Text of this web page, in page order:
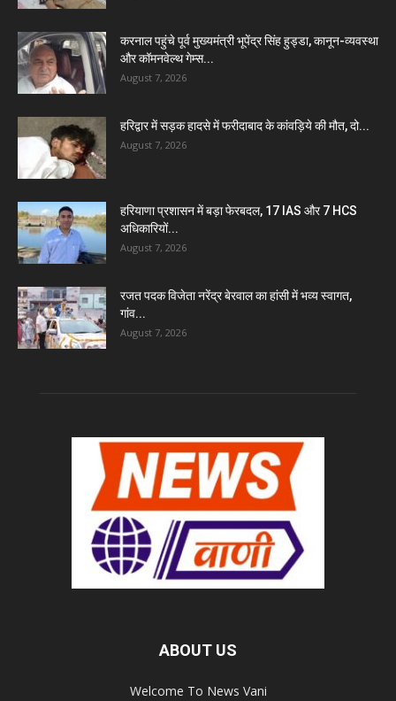
करनाल पहुंचे पूर्व मुख्यमंत्री भूपेंद्र सिंह हुड्डा, कानून-व्यवस्था
और कॉमनवेल्थ गेम्स...
August 7, 2026
हरिद्वार में सड़क हादसे में फरीदाबाद के कांवड़िये की मौत, दो...
August 7, 2026
हरियाणा प्रशासन में बड़ा फेरबदल, 17 IAS और 7 HCS
अधिकारियों...
August 7, 2026
रजत पदक विजेता नरेंद्र बेरवाल का हांसी में भव्य स्वागत,
गांव...
August 7, 2026
ABOUT US
Welcome To News Vani